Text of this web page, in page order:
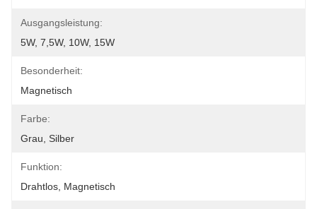
Ausgangsleistung:
5W, 7,5W, 10W, 15W
Besonderheit:
Magnetisch
Farbe:
Grau, Silber
Funktion:
Drahtlos, Magnetisch